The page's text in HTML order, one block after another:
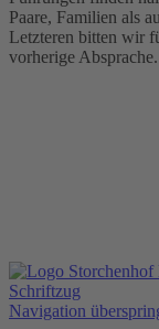
Paare, Familien als
Letzteren bitten wir
vorherige Absprache.
Navigation